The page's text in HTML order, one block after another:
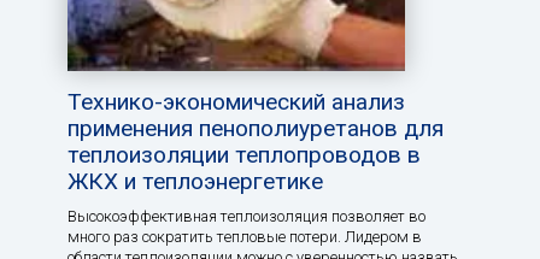
Технико-экономический анализ
применения пенополиуретанов для
теплоизоляции теплопроводов в
ЖКХ и теплоэнергетике
Высокоэффективная теплоизоляция позволяет во
много раз сократить тепловые потери. Лидером в